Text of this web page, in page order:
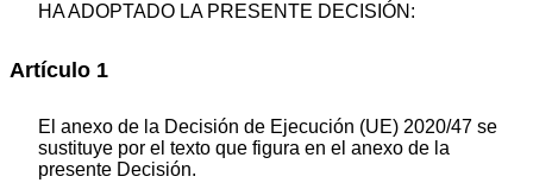
HA ADOPTADO LA PRESENTE DECISIÓN:
Artículo 1
El anexo de la Decisión de Ejecución (UE) 2020/47 se
sustituye por el texto que figura en el anexo de la
presente Decisión.